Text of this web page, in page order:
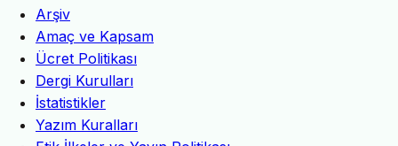
Arşiv
Amaç ve Kapsam
Ücret Politikası
Dergi Kurulları
İstatistikler
Yazım Kuralları